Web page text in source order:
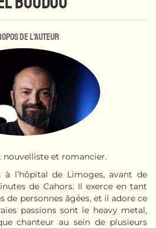
de l'auteur
nouvelliste et romancier.
l’hôpital de Limoges, avant de
de Cahors. Il exerce en tant
de personnes âgées, et il adore ce
passions sont le heavy metal,
chanteur au sein de plusieurs